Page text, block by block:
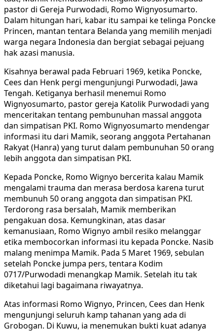
pastor di Gereja Purwodadi, Romo Wignyosumarto.
Dalam hitungan hari, kabar itu sampai ke telinga Poncke
Princen, mantan tentara Belanda yang memilih menjadi
warga negara Indonesia dan bergiat sebagai pejuang
hak azasi manusia.
Kisahnya berawal pada Februari 1969, ketika Poncke,
Cees dan Henk pergi mengunjungi Purwodadi, Jawa
Tengah. Ketiganya berhasil menemui Romo
Wignyosumarto, pastor gereja Katolik Purwodadi yang
menceritakan tentang pembunuhan massal anggota
dan simpatisan PKI. Romo Wignyosumarto mendengar
informasi itu dari Mamik, seorang anggota Pertahanan
Rakyat (Hanra) yang turut dalam pembunuhan 50 orang
lebih anggota dan simpatisan PKI.
Kepada Poncke, Romo Wignyo bercerita kalau Mamik
mengalami trauma dan merasa berdosa karena turut
membunuh 50 orang anggota dan simpatisan PKI.
Terdorong rasa bersalah, Mamik memberikan
pengakuan dosa. Kemungkinan, atas dasar
kemanusiaan, Romo Wignyo ambil resiko melanggar
etika membocorkan informasi itu kepada Poncke. Nasib
malang menimpa Mamik. Pada 5 Maret 1969, sebulan
setelah Poncke jumpa pers, tentara Kodim
0717/Purwodadi menangkap Mamik. Setelah itu tak
diketahui lagi bagaimana riwayatnya.
Atas informasi Romo Wignyo, Princen, Cees dan Henk
mengunjungi seluruh kamp tahanan yang ada di
Grobogan. Di Kuwu, ia menemukan bukti kuat adanya